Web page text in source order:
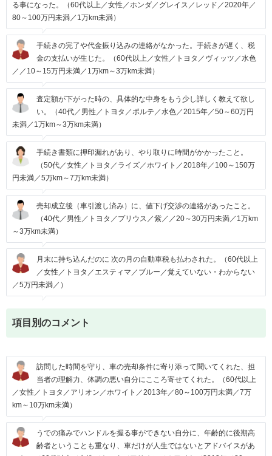
る事になった。（60代以上／女性／ホンダ／グレイス／レッド／2020年／
80～100万円未満／1万km未満）
手続きの完了や代金振り込みの連絡がなかった。手続きが遅く、税
金の支払いが生じた。（60代以上／女性／トヨタ／ヴィッツ／水色
／／10～15万円未満／1万km～3万km未満）
査定額が下がった時の、具体的な中身をもう少し詳しく教えて欲し
い。（40代／男性／トヨタ／ポルテ／水色／2015年／50～60万円
未満／1万km～3万km未満）
手続き書類に押印漏れがあり、やり取りに時間がかかったこと。
（50代／女性／トヨタ／ライズ／ホワイト／2018年／100～150万
円未満／5万km～7万km未満）
売却成立後（車引渡し済み）に、値下げ交渉の連絡があったこと。
（40代／男性／トヨタ／プリウス／紫／／20～30万円未満／1万km
～3万km未満）
月末に持ち込んだのに 次の月の自動車税も払わされた。（60代以上
／女性／トヨタ／エスティマ／ブルー／覚えていない・わからない
／5万円未満／）
項目別のコメント
訪問した時間を守り、車の売却条件に寄り添って聞いてくれた、担
当者の理解力、体調の悪い自分にこころ寄せてくれた。（60代以上
／女性／トヨタ／アリオン／ホワイト／2013年／80～100万円未満／7万
km～10万km未満）
うでの痛みでハンドルを握る事ができない自分に、年齢的に後期高
齢者ということも重なり、車だけが人生ではないとアドバイスがあ